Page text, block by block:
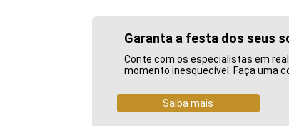
Garanta a festa dos seus
Conte com os especialistas em
momento inesquecível. Faça uma
Saiba mais